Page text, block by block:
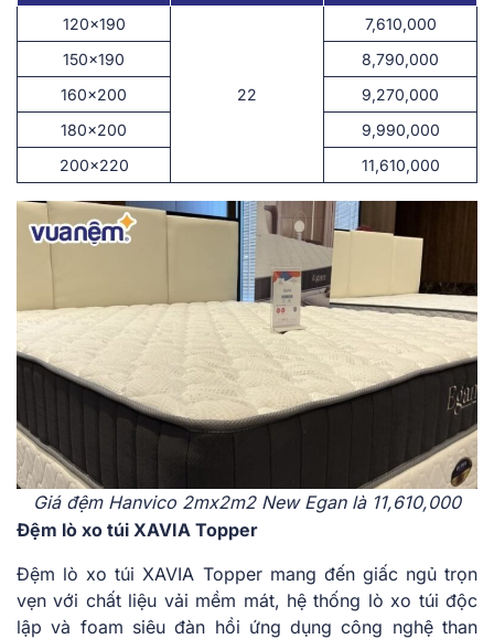
120×190
22
7,610,000
150×190
8,790,000
160×200
9,270,000
180×200
9,990,000
200×220
11,610,000
Giá đệm Hanvico 2mx2m2 New Egan là 11,610,000
Đệm lò xo túi XAVIA Topper
Đệm lò xo túi XAVIA Topper mang đến giấc ngủ trọn
vẹn với chất liệu vải mềm mát, hệ thống lò xo túi độc
lập và foam siêu đàn hồi ứng dụng công nghệ than